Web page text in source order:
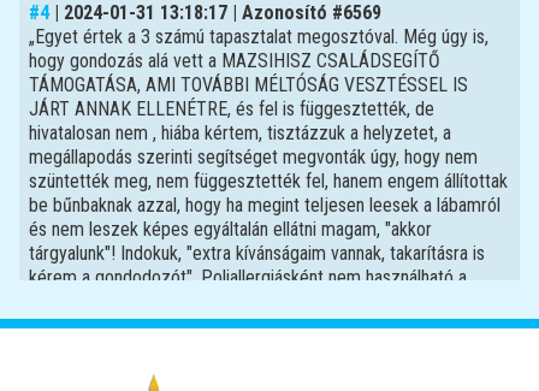
#4| 2024-01-31 13:18:17 | Azonosító #6569
„Egyet értek a 3 számú tapasztalat megosztóval. Még úgy is,
hogy gondozás alá vett a MAZSIHISZ CSALÁDSEGÍTŐ
TÁMOGATÁSA, AMI TOVÁBBI MÉLTÓSÁG VESZTÉSSEL IS
JÁRT ANNAK ELLENÉTRE, és fel is függesztették, de
hivatalosan nem , hiába kértem, tisztázzuk a helyzetet, a
megállapodás szerinti segítséget megvonták úgy, hogy nem
szüntették meg, nem függesztették fel, hanem engem állítottak
be bűnbaknak azzal, hogy ha megint teljesen leesek a lábamról
és nem leszek képes egyáltalán ellátni magam, "akkor
tárgyalunk"! Indokuk, "extra kívánságaim vannak, takarításra is
kérem a gondodozót". Poliallergiásként nem használható a
állni, azt csinált, amit akart, hiába kértem , ne is csinálja, majd
rögzítettek nagy részét mindenképp magam intézem, de pl. a